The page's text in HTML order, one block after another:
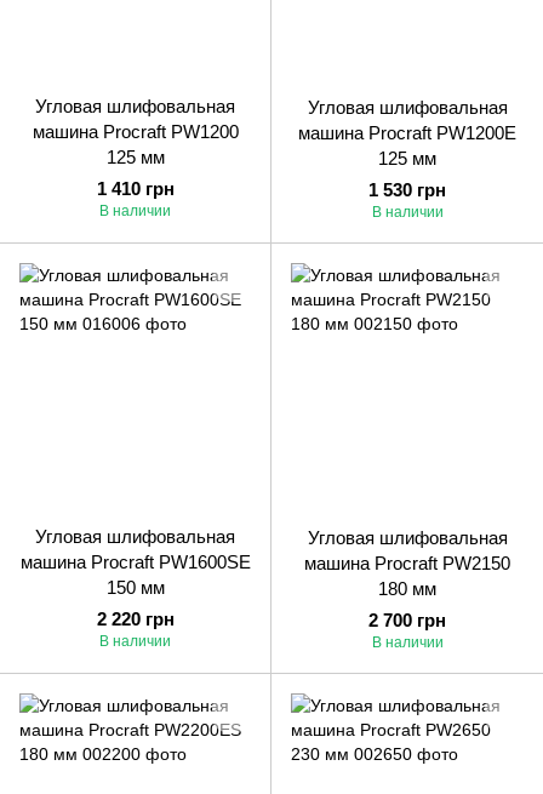
Угловая шлифовальная
машина Procraft PW1200
125 мм
1 410 грн
В наличии
Угловая шлифовальная
машина Procraft PW1200E
125 мм
1 530 грн
В наличии
Угловая шлифовальная
машина Procraft PW1600SE
150 мм
2 220 грн
В наличии
Угловая шлифовальная
машина Procraft PW2150
180 мм
2 700 грн
В наличии